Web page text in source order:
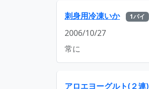
刺身用冷凍いか 1パイ
2006/10/27
常に
アロエヨーグルト(２連)